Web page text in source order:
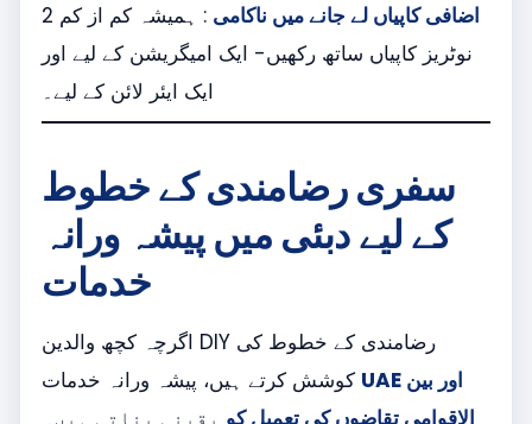
اضافی کاپیاں لے جانے میں ناکامی
: ہمیشہ کم از کم 2
نوٹریز کاپیاں ساتھ رکھیں- ایک امیگریشن کے لیے اور
ایک ایئر لائن کے لیے۔
سفری رضامندی کے خطوط
کے لیے دبئی میں پیشہ ورانہ
خدمات
اگرچہ کچھ والدین DIY رضامندی کے خطوط کی
UAE اور بین
الاقوامی تقاضوں کی تعمیل کو یقینی بناتی ہیں۔